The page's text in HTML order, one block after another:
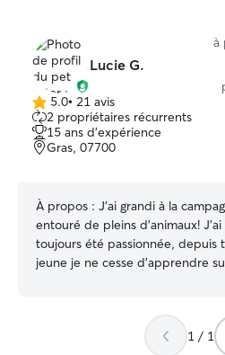
Lucie G.
à
5.0 étoile(s)
sur
5
5.0• 21 avis
2 propriétaires récurrents
15 ans d'expérience
Gras, 07700
À propos : J'ai grandi à la
entouré de pleins d'animaux! J'ai
toujours été passionnée, depuis
jeune je ne cesse d'apprendre
nettoyages ( je pense aux chiots
1 / 1